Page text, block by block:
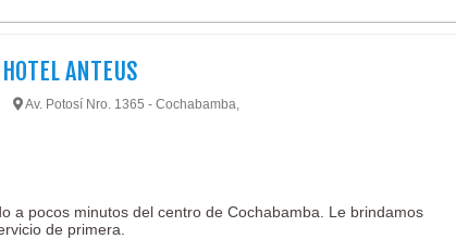
HOTEL ANTEUS
Av. Potosí Nro. 1365 - Cochabamba,
a pocos minutos del centro de Cochabamba. Le brindamos
de primera.